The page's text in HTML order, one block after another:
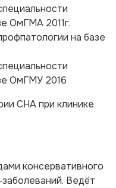
ОмГМА 2011г.
на базе
ОмГМУ 2016
СНА при клинике
консервативного
Ведёт